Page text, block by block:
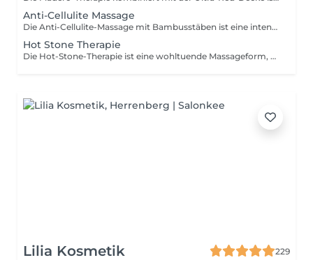
Anti-Cellulite Massage
Die Anti-Cellulite-Massage mit Bambusstäben ist eine intensive, tiefenwirksame Behandlung zur Bekämpfung von Cellulite und zur Verbesserung der Hautstruktur. Durch gezielte, rhythmische Bewegungen mit den Bambusstäben wird die Durchblutung angeregt, der Lymphfluss aktiviert und der Abbau von Fettdepots unterstützt. Die Massage wirkt zudem entgiftend, fördert die Straffung des Bindegewebes und verbessert sichtbar das Erscheinungsbild von Orangenhaut. Bereits nach mehreren Sitzungen ist die Haut glatter, fester und elastischer, die Silhouette wirkt definierter ideal für eine natürliche Körperformung ohne invasive Methoden.
Hot Stone Therapie
Die Hot-Stone-Therapie ist eine wohltuende Massageform, bei der glatte, erhitzte Lavasteine auf den Körper aufgelegt und in fließenden Bewegungen eingesetzt werden. Die Wärme der Steine dringt tief in das Gewebe ein, lockert Verspannungen, fördert die Durchblutung und sorgt für eine intensive Muskelentspannung. Gleichzeitig wirkt die Behandlung beruhigend auf das Nervensystem, reduziert Stress und verbessert das allgemeine Wohlbefinden. Das Ergebnis ist ein Gefühl von innerer Balance, tiefgreifender Entspannung und eine verbesserte körperliche sowie emotionale Regeneration ideal für Körper und Geist.
Lilia Kosmetik
229